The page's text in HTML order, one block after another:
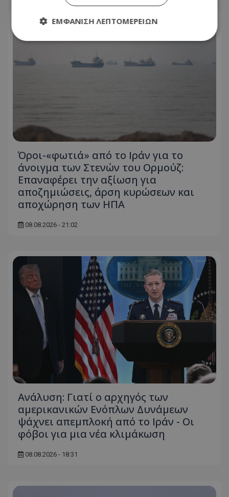
Όροι-«φωτιά» από το Ιράν για το
άνοιγμα των Στενών του Ορμούζ:
Επαναφέρει την αξίωση για
αποζημιώσεις, άρση κυρώσεων και
αποχώρηση των ΗΠΑ
08.08.2026 - 21:02
Ανάλυση: Γιατί ο αρχηγός των
αμερικανικών Ενόπλων Δυνάμεων
ψάχνει απεμπλοκή από το Ιράν - Οι
φόβοι για μια νέα κλιμάκωση
08.08.2026 - 18:31
ΕΜΦΆΝΙΣΗ ΛΕΠΤΟΜΕΡΕΙΏΝ
Απολύτως απαραίτητα
Απόδοσης
Τα απολύτως απαραίτητα cookies επιτρέπουν
σύνδεση χρήστη και τη διαχείριση λογαριασμού.
Ο ιστότοπος δεν μπορεί να χρησιμοποιηθεί σωστά
χωρίς τα απολύτως απαραίτητα cookies.
Ονοματεπώνυμο
Προμηθευτής/
usprivacy
.lifenewscy.tothemaonline.com
ASP.NET_SessionId
Microsoft Corporation
VISITOR_PRIVACY_METADATA
YouTube
.youtube.com